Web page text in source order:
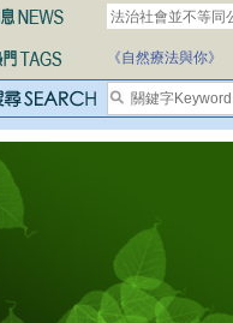
法治社會並不等同
《自然療法與你》